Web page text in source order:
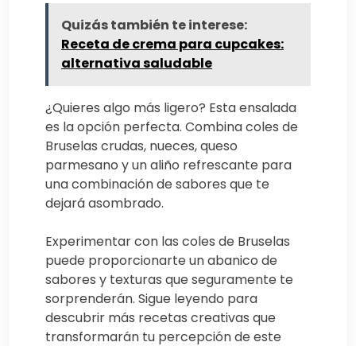
Quizás también te interese:
Receta de crema para cupcakes:
alternativa saludable
¿Quieres algo más ligero? Esta ensalada
es la opción perfecta. Combina coles de
Bruselas crudas, nueces, queso
parmesano y un aliño refrescante para
una combinación de sabores que te
dejará asombrado.
Experimentar con las coles de Bruselas
puede proporcionarte un abanico de
sabores y texturas que seguramente te
sorprenderán. Sigue leyendo para
descubrir más recetas creativas que
transformarán tu percepción de este